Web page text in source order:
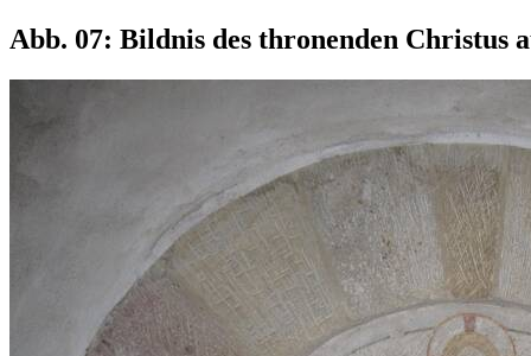
Abb. 07: Bildnis des thronenden Christus